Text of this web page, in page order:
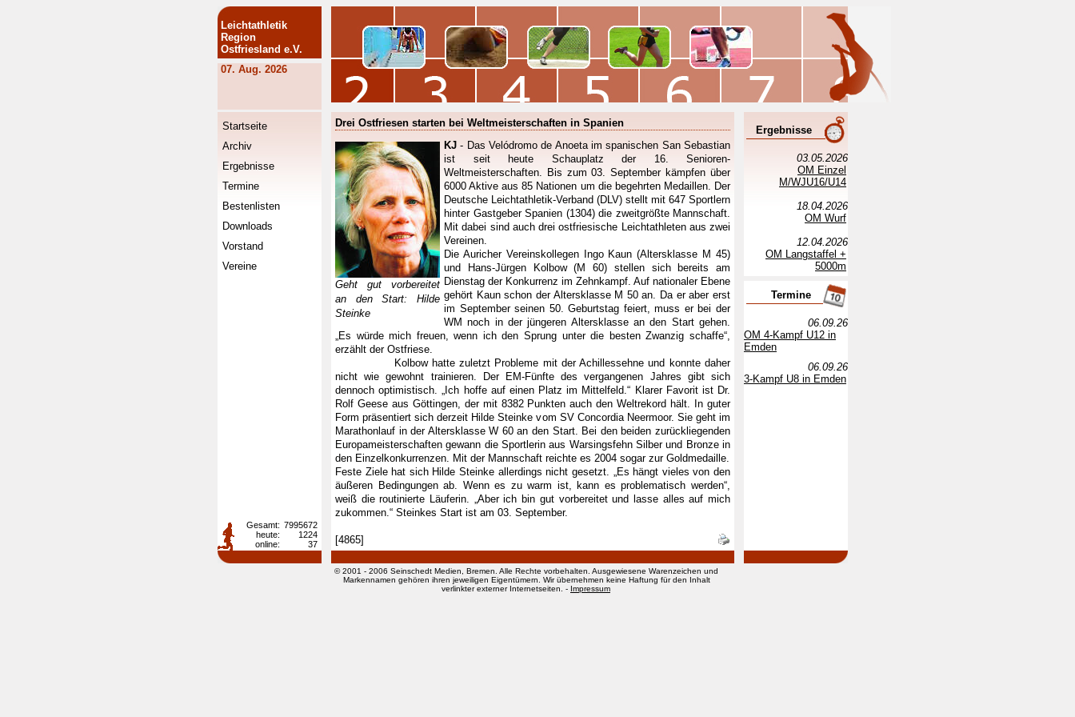
Leichtathletik
Region
Ostfriesland e.V.
07. Aug. 2026
Startseite
Archiv
Ergebnisse
Termine
Bestenlisten
Downloads
Vorstand
Vereine
Drei Ostfriesen starten bei Weltmeisterschaften in Spanien
Geht gut vorbereitet
an den Start: Hilde
Steinke
KJ - Das Velódromo de Anoeta im spanischen San Sebastian
ist seit heute Schauplatz der 16. Senioren-
Weltmeisterschaften. Bis zum 03. September kämpfen über
6000 Aktive aus 85 Nationen um die begehrten Medaillen. Der
Deutsche Leichtathletik-Verband (DLV) stellt mit 647 Sportlern
hinter Gastgeber Spanien (1304) die zweitgrößte Mannschaft.
Mit dabei sind auch drei ostfriesische Leichtathleten aus zwei
Vereinen.
Die Auricher Vereinskollegen Ingo Kaun (Altersklasse M 45)
und Hans-Jürgen Kolbow (M 60) stellen sich bereits am
Dienstag der Konkurrenz im Zehnkampf. Auf nationaler Ebene
gehört Kaun schon der Altersklasse M 50 an. Da er aber erst
im September seinen 50. Geburtstag feiert, muss er bei der
WM noch in der jüngeren Altersklasse an den Start gehen.
„Es würde mich freuen, wenn ich den Sprung unter die besten Zwanzig schaffe“,
erzählt der Ostfriese.
Kolbow hatte zuletzt Probleme mit der Achillessehne und konnte daher
nicht wie gewohnt trainieren. Der EM-Fünfte des vergangenen Jahres gibt sich
dennoch optimistisch. „Ich hoffe auf einen Platz im Mittelfeld.“ Klarer Favorit ist Dr.
Rolf Geese aus Göttingen, der mit 8382 Punkten auch den Weltrekord hält. In guter
Form präsentiert sich derzeit Hilde Steinke vom SV Concordia Neermoor. Sie geht im
Marathonlauf in der Altersklasse W 60 an den Start. Bei den beiden zurückliegenden
Europameisterschaften gewann die Sportlerin aus Warsingsfehn Silber und Bronze in
den Einzelkonkurrenzen. Mit der Mannschaft reichte es 2004 sogar zur Goldmedaille.
Feste Ziele hat sich Hilde Steinke allerdings nicht gesetzt. „Es hängt vieles von den
äußeren Bedingungen ab. Wenn es zu warm ist, kann es problematisch werden“,
weiß die routinierte Läuferin. „Aber ich bin gut vorbereitet und lasse alles auf mich
zukommen.“ Steinkes Start ist am 03. September.
[4865]
Ergebnisse
03.05.2026
OM Einzel
M/WJU16/U14
18.04.2026
OM Wurf
12.04.2026
OM Langstaffel +
5000m
Termine
06.09.26
OM 4-Kampf U12 in
Emden
06.09.26
3-Kampf U8 in Emden
Gesamt: 7995672
heute:
1224
online:
37
© 2001 - 2006 Seinschedt Medien, Bremen. Alle Rechte vorbehalten. Ausgewiesene Warenzeichen und
Markennamen gehören ihren jeweiligen Eigentümern. Wir übernehmen keine Haftung für den Inhalt
verlinkter externer Internetseiten. - Impressum